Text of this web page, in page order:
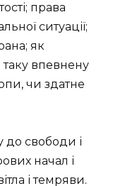
права
ситуації;
як
таку впевнену
чи здатне
до свободи і
начал і
і темряви.